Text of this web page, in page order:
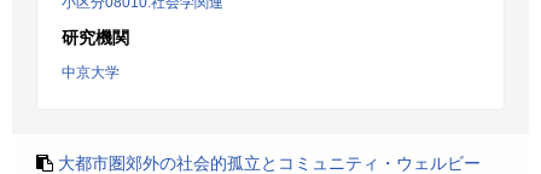
研究機関
中京大学
大都市圏郊外の社会的孤立とコミュニティ・ウェルビー